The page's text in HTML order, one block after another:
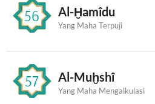
56 Al-Ḫamîdu
Yang Maha Terpuji
57 Al-Muḫshî
Yang Maha Mengalkulasi